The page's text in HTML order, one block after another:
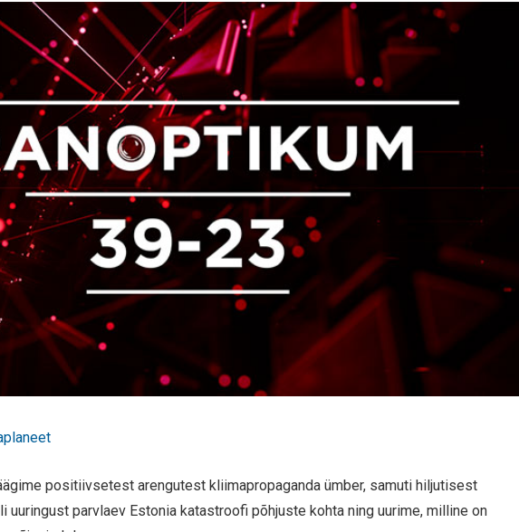
positiivsetest arengutest kliimapropaganda ümber, samuti hiljutisest
uuringust parvlaev Estonia katastroofi põhjuste kohta ning uurime, milline on